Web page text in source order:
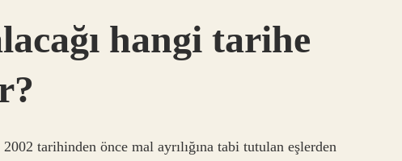
hangi tarihe
tarihinden önce mal ayrılığına tabi tutulan eşlerden